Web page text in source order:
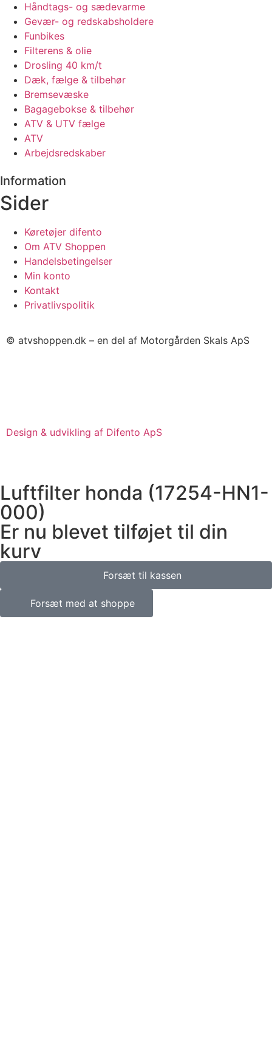
Håndtags- og sædevarme
Gevær- og redskabsholdere
Funbikes
Filterens & olie
Drosling 40 km/t
Dæk, fælge & tilbehør
Bremsevæske
Bagagebokse & tilbehør
ATV & UTV fælge
ATV
Arbejdsredskaber
Information
Sider
Køretøjer difento
Om ATV Shoppen
Handelsbetingelser
Min konto
Kontakt
Privatlivspolitik
© atvshoppen.dk – en del af Motorgården Skals ApS
Design & udvikling af Difento ApS
Luftfilter honda (17254-HN1-
000)
Er nu blevet tilføjet til din
kurv
Forsæt til kassen
Forsæt med at shoppe